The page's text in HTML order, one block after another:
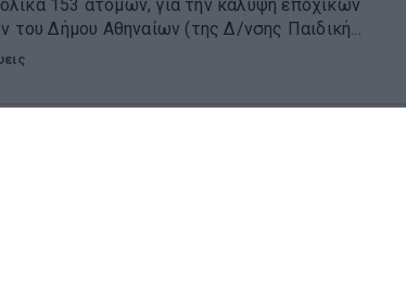
153 ατόμων, για την κάλυψη εποχικών
Δήμου Αθηναίων (της Δ/νσης Παιδική...